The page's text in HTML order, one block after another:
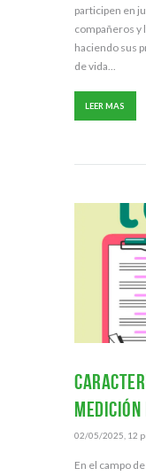
participen en
compañeros y
haciendo sus
de vida...
LEER MAS
02/05/2025, 12
En el campo